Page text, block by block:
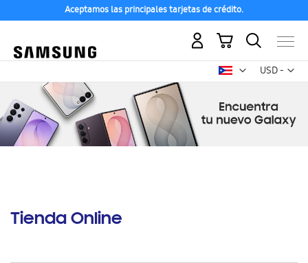
Aceptamos las principales tarjetas de crédito.
USD -
dólar
Mi carrito
Tienda Online